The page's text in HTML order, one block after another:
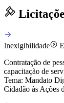
Inexigibilidade
Contratação de
capacitação de
Tema: Mandato
Cidadão às Ações